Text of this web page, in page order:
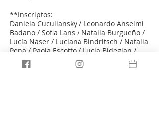
**Inscriptos:
​Daniela Cuculiansky / Leonardo Anselmi
Badano / Sofia Lans / Natalia Burgueño /
Lucía Naser / Luciana Bindritsch / Natalia
Pena / Paola Escotto / Lucia Bidegian /
Florencia Martinelli / Maria Eugenia
Mello / Macarena Prada / Maelle Poesy /